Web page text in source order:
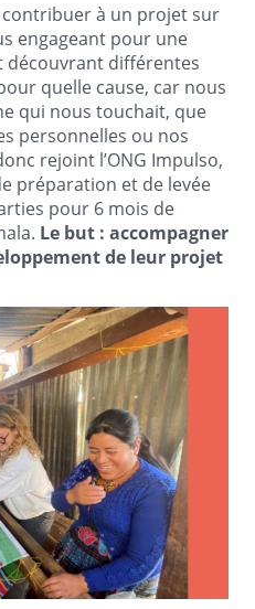
contribuer à un projet sur
engageant pour une
découvrant différentes
quelle cause, car nous
qui nous touchait, que
personnelles ou nos
rejoint l’ONG Impulso,
préparation et de levée
pour 6 mois de
Le but : accompagner
de leur projet